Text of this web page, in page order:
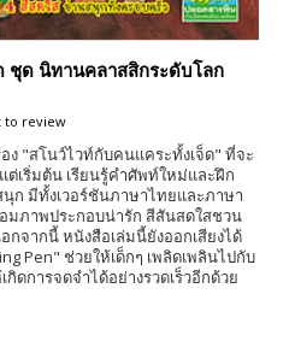
ชุด นิทานคลาสสิกระดับโลก
to review
ง "สโนว์ไวท์กับคนแคระทั้งเจ็ด" ที่จะ
ต่เริ่มต้น เรียนรู้คำศัพท์ใหม่และฝึก
นุก มีทั้งเวอร์ชันภาษาไทยและภาษา
มภาพประกอบน่ารัก สีสันสดใสชวน
จากนี้ หนังสือเล่มนี้ยังออกเสียงได้
Pen" ช่วยให้เด็กๆ เพลิดเพลินไปกับ
ดการจดจำได้อย่างรวดเร็วอีกด้วย